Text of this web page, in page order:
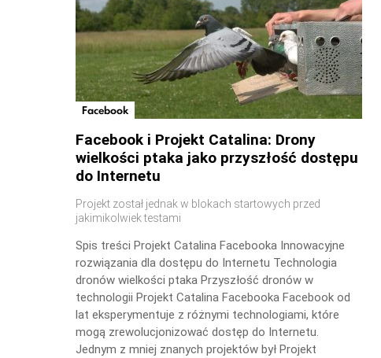
Facebook
Facebook i Projekt Catalina: Drony
wielkości ptaka jako przyszłość dostępu
do Internetu
Projekt został jednak w blokach startowych przed
jakimikolwiek testami
Spis treści Projekt Catalina Facebooka Innowacyjne
rozwiązania dla dostępu do Internetu Technologia
dronów wielkości ptaka Przyszłość dronów w
technologii Projekt Catalina Facebooka Facebook od
lat eksperymentuje z różnymi technologiami, które
mogą zrewolucjonizować dostęp do Internetu.
Jednym z mniej znanych projektów był Projekt